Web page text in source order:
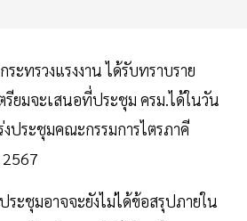
ะทรวงแรงงาน ได้รับทราบราย
รียมจะเสนอที่ประชุม ครม.ได้ในวัน
ประชุมคณะกรรมการไตรภาคี
ระชุมอาจจะยังไม่ได้ข้อสรุปภายใน